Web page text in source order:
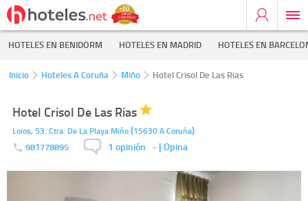
HOTELES EN BENIDORM HOTELES EN MADRID HOTELES EN
Inicio Hoteles A Coruña Miño Hotel Crisol De Las Rias
Hotel Crisol De Las Rias
Loios, 53. Ctra. De La Playa Miño(15630A Coruña)
981778895 1 opinión - | Opina